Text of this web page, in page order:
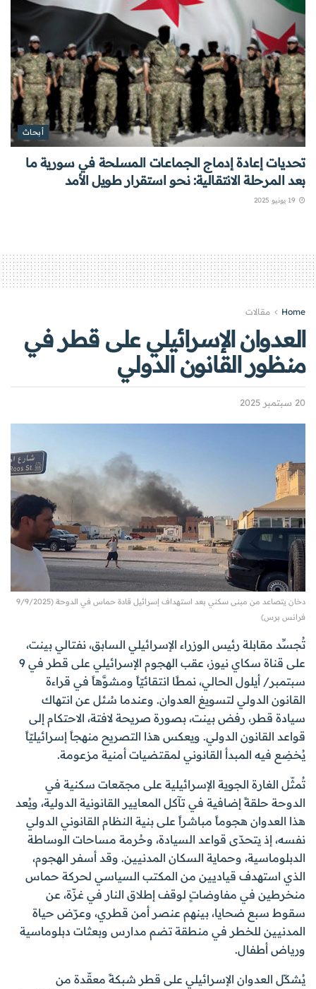
أبحاث
تحديات إعادة إدماج الجماعات المسلحة في سورية ما
بعد المرحلة الانتقالية: نحو استقرار طويل الأمد
Home مقالات
العدوان الإسرائيلي على قطر في
منظور القانون الدولي
20 سبتمبر 2025
دخان يتصاعد من مبنى سكني بعد استهداف إسرائيل قادة حماس في الدوحة (9/9/2025
فرانس برس)
تُجسِّد مقابلة رئيس الوزراء الإسرائيلي السابق، نفتالي بينت،
على قناة سكاي نيوز، عقب الهجوم الإسرائيلي على قطر في 9
سبتمبر/ أيلول الحالي، نمطًا انتقائيّاً ومشوَّهاً في قراءة
القانون الدولي لتسويغ العدوان. وعندما سُئل عن انتهاك
سيادة قطر، رفض بينت، بصورة صريحة لافتة، الاحتكام إلى
قواعد القانون الدولي. ويعكس هذا التصريح منهجاً إسرائيليّاً
يُخضِع فيه المبدأ القانوني لمقتضيات أمنية مزعومة.
تُمثّل الغارة الجوية الإسرائيلية على مجمّعات سكنية في
الدوحة حلقةً إضافية في تآكل المعايير القانونية الدولية، ويُعد
هذا العدوان هجوماً مباشراً على بنية النظام القانوني الدولي
نفسه، إذ يتحدّى قواعد السيادة، وحُرمة مساحات الوساطة
الدبلوماسية، وحماية السكان المدنيين. وقد أسفر الهجوم،
الذي استهدف قياديين من المكتب السياسي لحركة حماس
منخرطين في مفاوضاتٍ لوقف إطلاق النار في غزّة، عن
سقوط سبع ضحايا، بينهم عنصر أمن قطري، وعرّض حياة
المدنيين للخطر في منطقة تضم مدارس وبعثات دبلوماسية
ورياض أطفال.
يُشكّل العدوان الإسرائيلي على قطر شبكةً معقّدة من